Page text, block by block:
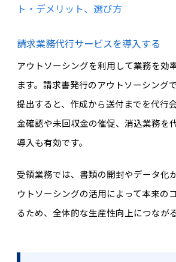
ト・デメリット、選び方
請求業務代行サービスを導入する
アウトソーシングを利用して業務を効
ます。請求書発行のアウトソーシング
提出すると、作成から送付までを代行
金確認や未回収金の催促、消込業務を
導入も有効です。
受領業務では、書類の開封やデータ化
ウトソーシングの活用によって本来の
るため、全体的な生産性向上につなが